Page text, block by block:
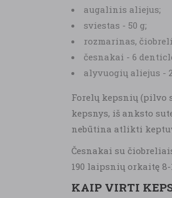
augalinis aliejus;
sviestas - 50 g;
rozmarinas,
česnakai - 6
alyvuogių aliejus -
Forelų kepsnių (pilvo
kepsnys, iš anksto
nebūtina atlikti
Česnakai su
190 laipsnių orkaitę
KAIP VIRTI